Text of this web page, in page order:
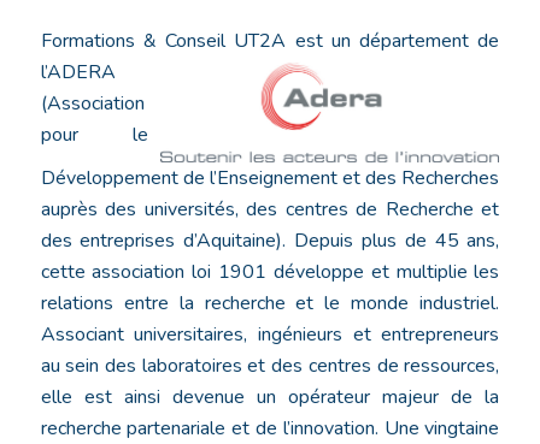
Formations & Conseil UT2A est un département de
l’ADERA
(Association
pour le
Développement de l’Enseignement et des Recherches
auprès des universités, des centres de Recherche et
des entreprises d’Aquitaine). Depuis plus de 45 ans,
cette association loi 1901 développe et multiplie les
relations entre la recherche et le monde industriel.
Associant universitaires, ingénieurs et entrepreneurs
au sein des laboratoires et des centres de ressources,
elle est ainsi devenue un opérateur majeur de la
recherche partenariale et de l’innovation. Une vingtaine